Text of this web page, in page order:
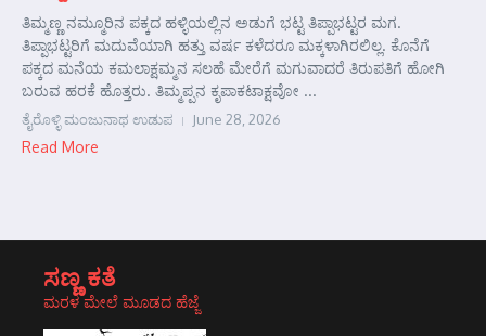
ತಿಮ್ಮಣ್ಣ ನಮ್ಮೂರಿನ ಪಕ್ಕದ ಹಳ್ಳಿಯಲ್ಲಿನ ಅಡುಗೆ ಭಟ್ಟ ತಿಪ್ಪಾಭಟ್ಟರ ಮಗ.
ತಿಪ್ಪಾಭಟ್ಟರಿಗೆ ಮದುವೆಯಾಗಿ ಹತ್ತು ವರ್ಷ ಕಳೆದರೂ ಮಕ್ಕಳಾಗಿರಲಿಲ್ಲ. ಕೊನೆಗೆ
ಪಕ್ಕದ ಮನೆಯ ಕಮಲಾಕ್ಷಮ್ಮನ ಸಲಹೆ ಮೇರೆಗೆ ಮಗುವಾದರೆ ತಿರುಪತಿಗೆ ಹೋಗಿ
ಬರುವ ಹರಕೆ ಹೊತ್ತರು. ತಿಮ್ಮಪ್ಪನ ಕೃಪಾಕಟಾಕ್ಷವೋ ...
ತೈರೊಳ್ಳಿ ಮಂಜುನಾಥ ಉಡುಪ June 28, 2026
Read More
ಸಣ್ಣ ಕತೆ
ಮರಳ ಮೇಲೆ ಮೂಡದ ಹೆಜ್ಜೆ